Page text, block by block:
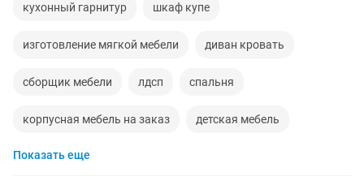
кухонный гарнитур шкаф купе
изготовление мягкой мебели диван кровать
сборщик мебели лдсп спальня
корпусная мебель на заказ детская мебель
реставрация
Показать еще